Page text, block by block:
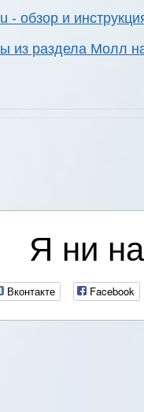
- обзор и
из раздела Молл
Я ни
Вконтакте Facebook